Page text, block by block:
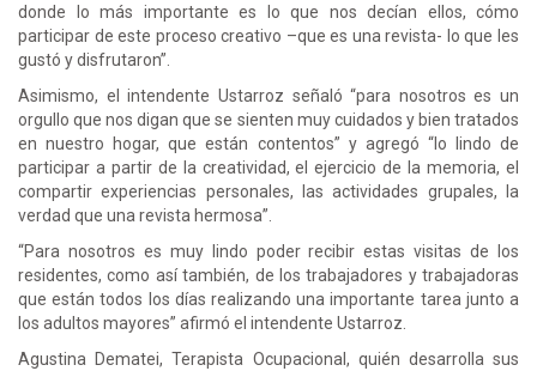
donde lo más importante es lo que nos decían ellos, cómo
participar de este proceso creativo –que es una revista- lo que les
gustó y disfrutaron”.
Asimismo, el intendente Ustarroz señaló “para nosotros es un
orgullo que nos digan que se sienten muy cuidados y bien tratados
en nuestro hogar, que están contentos” y agregó “lo lindo de
participar a partir de la creatividad, el ejercicio de la memoria, el
compartir experiencias personales, las actividades grupales, la
verdad que una revista hermosa”.
“Para nosotros es muy lindo poder recibir estas visitas de los
residentes, como así también, de los trabajadores y trabajadoras
que están todos los días realizando una importante tarea junto a
los adultos mayores” afirmó el intendente Ustarroz.
Agustina Dematei, Terapista Ocupacional, quién desarrolla sus